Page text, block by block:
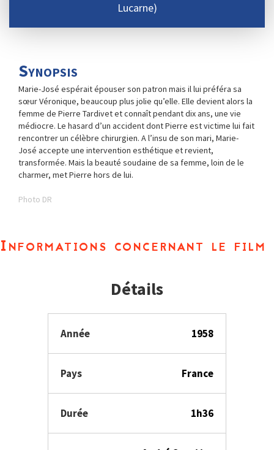
Lucarne)
Synopsis
Marie-José espérait épouser son patron mais il lui préféra sa
sœur Véronique, beaucoup plus jolie qu’elle. Elle devient alors la
femme de Pierre Tardivet et connaît pendant dix ans, une vie
médiocre. Le hasard d’un accident dont Pierre est victime lui fait
rencontrer un célèbre chirurgien. A l’insu de son mari, Marie-
José accepte une intervention esthétique et revient,
transformée. Mais la beauté soudaine de sa femme, loin de le
charmer, met Pierre hors de lui.
Photo DR
Informations concernant le film
Détails
Année 1958
Pays France
Durée 1h36